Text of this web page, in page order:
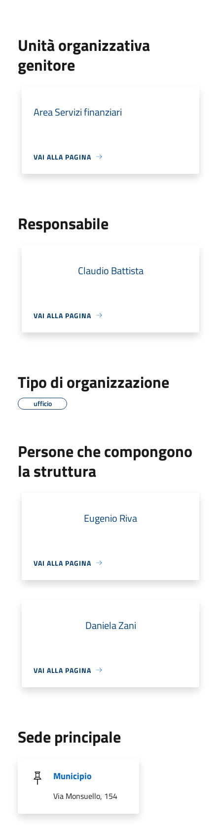
Unità organizzativa
genitore
Area Servizi finanziari
VAI ALLA PAGINA
Responsabile
Claudio Battista
VAI ALLA PAGINA
Tipo di organizzazione
ufficio
Persone che compongono
la struttura
Eugenio Riva
VAI ALLA PAGINA
Daniela Zani
VAI ALLA PAGINA
Sede principale
Municipio
Via Monsuello, 154